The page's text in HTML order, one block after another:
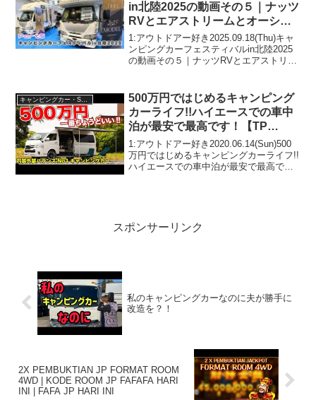
in北陸2025の動画その５｜ナッツ
RVとエアストリームとオーシャ
ンドリームの中古車
1:アウトドアー好き2025.09.18(Thu)キャ
ンピングカーフェスティバルin北陸2025
の動画その５｜ナッツRVとエアストリー
アウトドアー好き2025.09....
キャンピングカー・SUV人気車種
500万円ではじめるキャンピング
カーライフ!!ハイエースでの車中
泊が最安で最高です！【TP
OUTDOOR DESIGN CAMPING
HIACE】
1:アウトドアー好き2020.06.14(Sun)500
万円ではじめるキャンピングカーライフ!!
ハイエースでの車中泊が最安で最高で
スポンサーリンク
私のキャンピングカーなのに夫が勝手に
改造を？！
2X PEMBUKTIAN JP FORMAT ROOM
4WD | KODE ROOM JP FAFAFA HARI
INI | FAFA JP HARI INI